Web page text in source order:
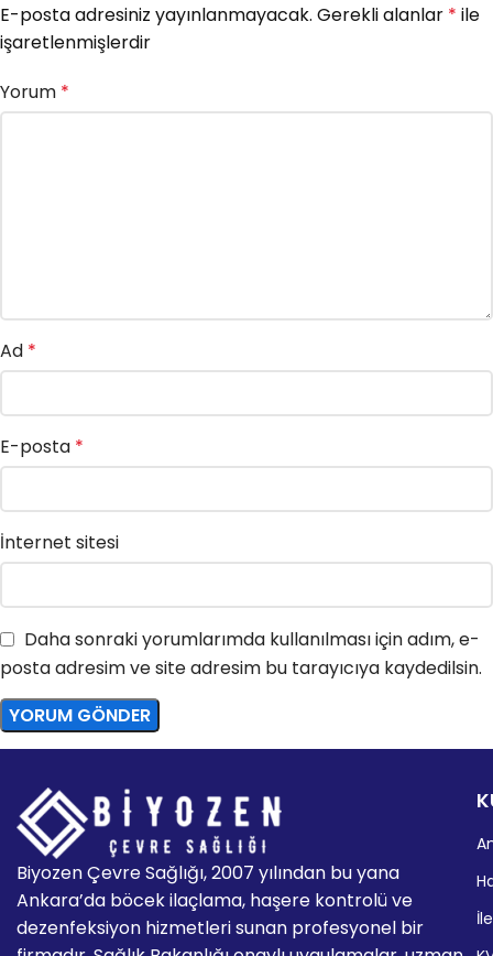
E-posta adresiniz yayınlanmayacak. Gerekli alanlar * ile
işaretlenmişlerdir
Yorum *
Ad *
E-posta *
İnternet sitesi
Daha sonraki yorumlarımda kullanılması için adım, e-
posta adresim ve site adresim bu tarayıcıya kaydedilsin.
Biyozen Çevre Sağlığı, 2007 yılından bu yana
Ankara’da böcek ilaçlama, haşere kontrolü ve
dezenfeksiyon hizmetleri sunan profesyonel bir